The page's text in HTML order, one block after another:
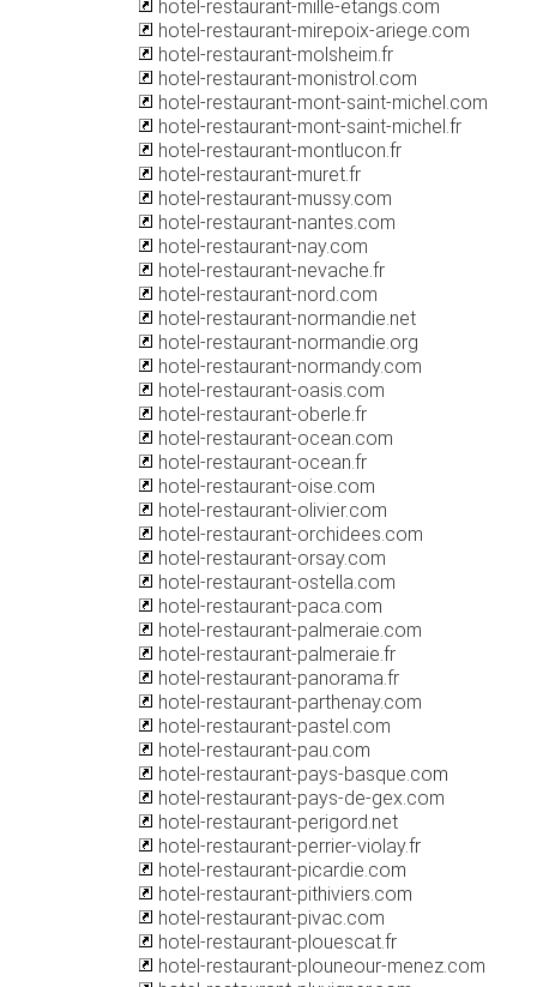
hotel-restaurant-mille-etangs.com
hotel-restaurant-mirepoix-ariege.com
hotel-restaurant-molsheim.fr
hotel-restaurant-monistrol.com
hotel-restaurant-mont-saint-michel.com
hotel-restaurant-mont-saint-michel.fr
hotel-restaurant-montlucon.fr
hotel-restaurant-muret.fr
hotel-restaurant-mussy.com
hotel-restaurant-nantes.com
hotel-restaurant-nay.com
hotel-restaurant-nevache.fr
hotel-restaurant-nord.com
hotel-restaurant-normandie.net
hotel-restaurant-normandie.org
hotel-restaurant-normandy.com
hotel-restaurant-oasis.com
hotel-restaurant-oberle.fr
hotel-restaurant-ocean.com
hotel-restaurant-ocean.fr
hotel-restaurant-oise.com
hotel-restaurant-olivier.com
hotel-restaurant-orchidees.com
hotel-restaurant-orsay.com
hotel-restaurant-ostella.com
hotel-restaurant-paca.com
hotel-restaurant-palmeraie.com
hotel-restaurant-palmeraie.fr
hotel-restaurant-panorama.fr
hotel-restaurant-parthenay.com
hotel-restaurant-pastel.com
hotel-restaurant-pau.com
hotel-restaurant-pays-basque.com
hotel-restaurant-pays-de-gex.com
hotel-restaurant-perigord.net
hotel-restaurant-perrier-violay.fr
hotel-restaurant-picardie.com
hotel-restaurant-pithiviers.com
hotel-restaurant-pivac.com
hotel-restaurant-plouescat.fr
hotel-restaurant-plouneour-menez.com